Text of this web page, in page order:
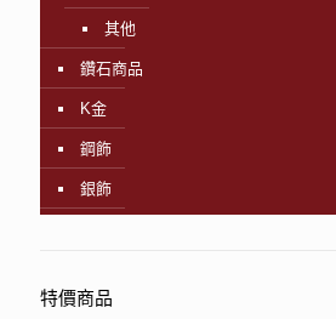
其他
鑽石商品
K金
鋼飾
銀飾
特價商品